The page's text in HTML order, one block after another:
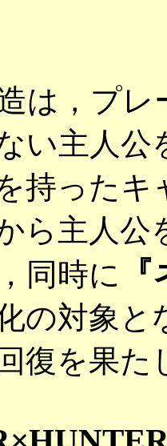
は，プ
い主人公
持った
ら主人
同時に
の対象
復を果た